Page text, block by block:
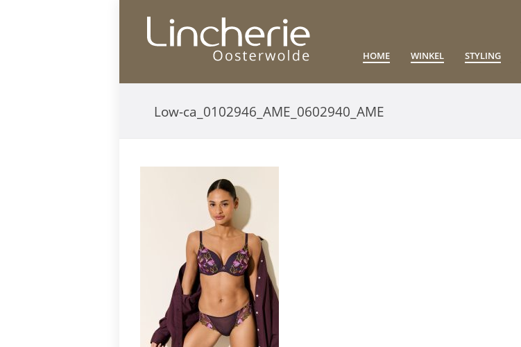
HOME WINKEL STYLING
Low-ca_0102946_AME_0602940_AME